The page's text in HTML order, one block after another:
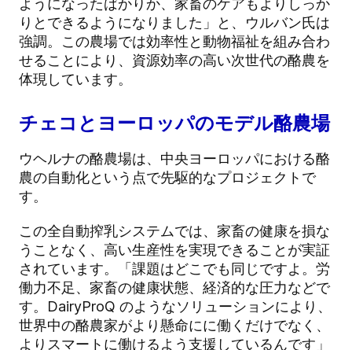
ようになったばかりか、家畜のケアもよりしっか
りとできるようになりました」と、ウルバン氏は
強調。この農場では効率性と動物福祉を組み合わ
せることにより、資源効率の高い次世代の酪農を
体現しています。
チェコとヨーロッパのモデル酪農場
ウヘルナの酪農場は、中央ヨーロッパにおける酪
農の自動化という点で先駆的なプロジェクトで
す。
この全自動搾乳システムでは、家畜の健康を損な
うことなく、高い生産性を実現できることが実証
されています。「課題はどこでも同じですよ。労
働力不足、家畜の健康状態、経済的な圧力などで
す。DairyProQ のようなソリューションにより、
世界中の酪農家がより懸命にに働くだけでなく、
よりスマートに働けるよう支援しているんです」